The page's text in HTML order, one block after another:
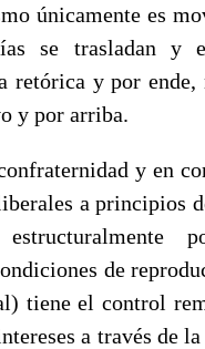
únicamente es
se trasladan y
retórica y por ende,
y por arriba.
y en
a principios
de
tiene el control
a través de